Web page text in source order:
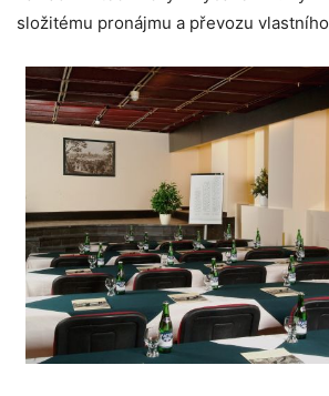
složitému pronájmu a převozu